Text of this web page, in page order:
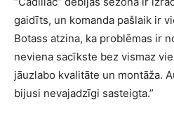
gaidīts, un komanda pašlaik ir
Botass atzina, ka problēmas ir
neviena sacīkste bez vismaz
jāuzlabo kvalitāte un montāža.
bijusi nevajadzīgi sasteigta.”